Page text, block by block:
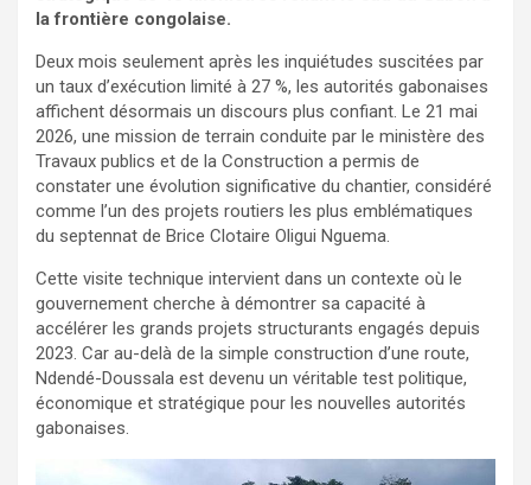
la frontière congolaise.
Deux mois seulement après les inquiétudes suscitées par
un taux d’exécution limité à 27 %, les autorités gabonaises
affichent désormais un discours plus confiant. Le 21 mai
2026, une mission de terrain conduite par le ministère des
Travaux publics et de la Construction a permis de
constater une évolution significative du chantier, considéré
comme l’un des projets routiers les plus emblématiques
du septennat de Brice Clotaire Oligui Nguema.
Cette visite technique intervient dans un contexte où le
gouvernement cherche à démontrer sa capacité à
accélérer les grands projets structurants engagés depuis
2023. Car au-delà de la simple construction d’une route,
Ndendé-Doussala est devenu un véritable test politique,
économique et stratégique pour les nouvelles autorités
gabonaises.